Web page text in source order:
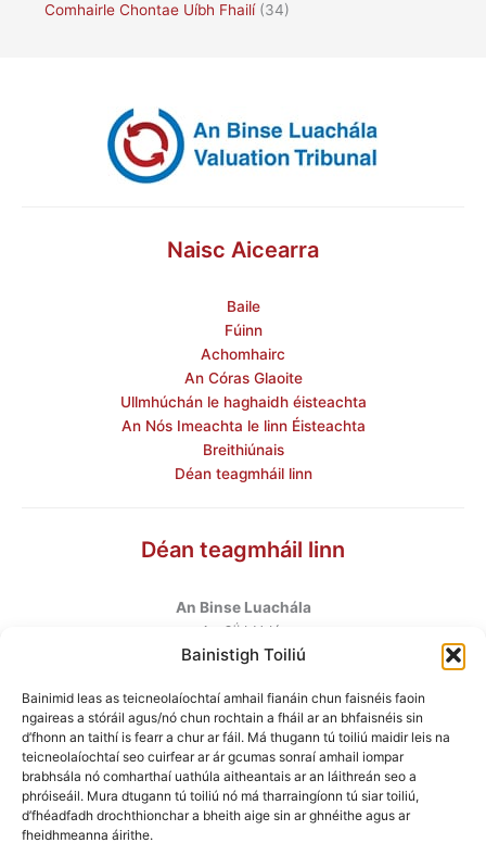
Bainistigh Toiliú
Bainimid leas as teicneolaíochtaí amhail fianáin chun faisnéis faoin
ngaireas a stóráil agus/nó chun rochtain a fháil ar an bhfaisnéis sin
d’fhonn an taithí is fearr a chur ar fáil. Má thugann tú toiliú maidir leis na
teicneolaíochtaí seo cuirfear ar ár gcumas sonraí amhail iompar
brabhsála nó comharthaí uathúla aitheantais ar an láithreán seo a
phróiseáil. Mura dtugann tú toiliú nó má tharraingíonn tú siar toiliú,
d’fhéadfadh drochthionchar a bheith aige sin ar ghnéithe agus ar
fheidhmeanna áirithe.
Comhairle Chontae Uíbh Fhailí(34)
Naisc Aicearra
Baile
Fúinn
Achomhairc
An Córas Glaoite
Ullmhúchán le haghaidh éisteachta
An Nós Imeachta le linn Éisteachta
Breithiúnais
Déan teagmháil linn
Déan teagmháil linn
An Binse Luachála
An 6úhUrlár
Halla Mhargadh na Feirme
Baile Átha Cliath 7
D07 AEF4
Teileafón: +353 1 6760130
Ríomhphost:info@valuationtribunal.ie